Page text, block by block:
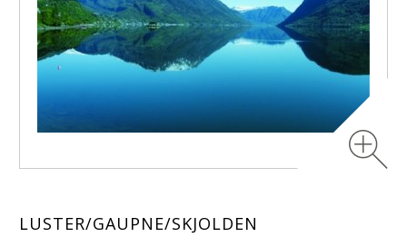
LUSTER/GAUPNE/SKJOLDEN